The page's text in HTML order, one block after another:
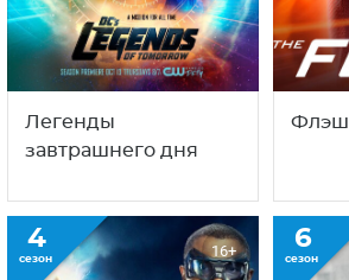
Легенды
завтрашнего дня
Флэш
4
сезон 16+ 6
сезон